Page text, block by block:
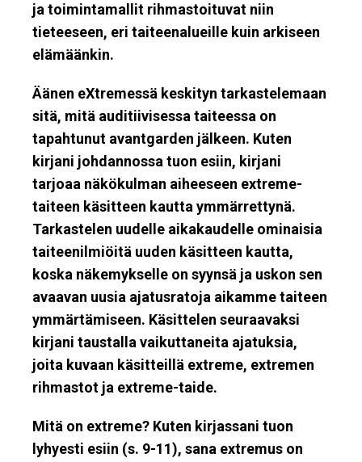
ja toimintamallit rihmastoituvat niin
tieteeseen, eri taiteenalueille kuin arkiseen
elämäänkin.
Äänen eXtremessä keskityn tarkastelemaan
sitä, mitä auditiivisessa taiteessa on
tapahtunut avantgarden jälkeen. Kuten
kirjani johdannossa tuon esiin, kirjani
tarjoaa näkökulman aiheeseen extreme-
taiteen käsitteen kautta ymmärrettynä.
Tarkastelen uudelle aikakaudelle ominaisia
taiteenilmiöitä uuden käsitteen kautta,
koska näkemykselle on syynsä ja uskon sen
avaavan uusia ajatusratoja aikamme taiteen
ymmärtämiseen. Käsittelen seuraavaksi
kirjani taustalla vaikuttaneita ajatuksia,
joita kuvaan käsitteillä extreme, extremen
rihmastot ja extreme-taide.
Mitä on extreme? Kuten kirjassani tuon
lyhyesti esiin (s. 9-11), sana extremus on